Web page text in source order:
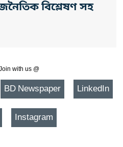
বিশ্লেষণ সহ
with us @
BD Newspaper LinkedIn
Instagram